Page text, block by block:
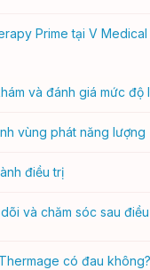
Prime tại V
và đánh giá mức độ
vùng phát năng lượng
điều trị
và chăm sóc sau
có đau không?